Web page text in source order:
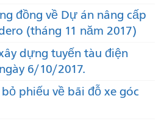
đồng về Dự án nâng cấp
(tháng 11 năm 2017)
dựng tuyến tàu điện
6/10/2017.
phiếu về bãi đỗ xe góc